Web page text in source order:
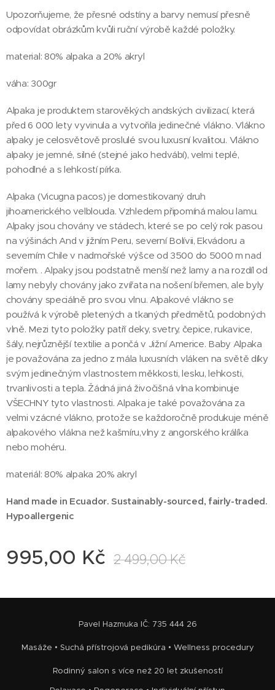
Upozorňujeme, že přesné odstíny a barvy nemusí přesně
odpovídat obrázkům kvůli ruční výrobě každé položky.
material: 80% alpaka a 20% akryl
váha: 300gr
Alpaka je produktem starověkých andských civilizací, která
před 6 000 lety vyvinula a vytvořila jedinečné vlákno. Vlákno
alpaky je celosvětově proslulé svou luxusní kvalitou. Vlákno
alpaky je jemné, silné (stejné jako hedvábí), velmi teplé,
pohodlné a s lehkostí pírka.
Alpaka (Vicugna pacos) je domestikovaný druh
jihoamerického velblouda. Vzhledem připomíná malou lamu.
Alpaky jsou chovány ve stádech, které se po celý rok pasou
na výšinách And v jižním Peru, severní Bolívii, Ekvádoru a
severním Chile v nadmořské výšce od 3500 do 5000 m nad
mořem. . Alpaky jsou podstatně menší než lamy a na rozdíl od
lamy nebyly chovány jako zvířata na nošení břemen, ale byly
chovány speciálně pro svou vlnu. Alpakové vlákno se
používá k výrobě pletených a tkaných předmětů, podobných
vlně. Mezi tyto položky patří deky, svetry, čepice, rukavice,
šály, nejrůznější textilie a pončá v Jižní Americe. Baby Alpaka
je považována za jedno z mála luxusních vláken na světě díky
svým jedinečným vlastnostem měkkosti, lesku, lehkosti,
trvanlivosti a tepla. Žádná jiná živočišná vlna kombinuje
VŠECHNY tyto vlastnosti. Alpaka je také považována za
velmi vzácné vlákno, protože se každoročně produkuje méně
alpakového vlákna než kašmíru,vlny z angorského králíka
nebo mohéru.
materiál: 80% alpaka 20% akryl
Hand made in Ecuador. Sustainably-sourced, fairly-traded.
Hypoallergenic
995,00 Kč 2 499,00Kč
Pavel Hazmuka IČ: 735 444 26
Masáže • Suchá přístrojová pedikúra • Wellness procedury
Rodinný salon s více než 20 let zkušeností